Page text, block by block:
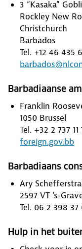
3 “Kasaka”
Rockley New
Christchurch
Barbados
Tel. +12 46 435
Barbadiaanse
Franklin
1050 Brussel
Tel. +32 2 737 11
foreign.gov.bb
Barbadiaans
Ary
2597 VT 's-
Tel. 06 2 398 37
Hulp in het